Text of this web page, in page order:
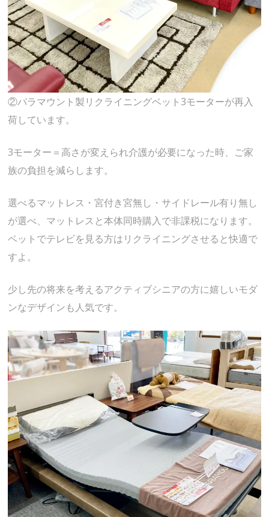
②パラマウント製リクライニングベット3モーターが再入
荷しています。
3モーター＝高さが変えられ介護が必要になった時、ご家
族の負担を減らします。
選べるマットレス・宮付き宮無し・サイドレール有り無し
が選べ、マットレスと本体同時購入で非課税になります。
ベットでテレビを見る方はリクライニングさせると快適で
すよ。
少し先の将来を考えるアクティブシニアの方に嬉しいモダ
ンなデザインも人気です。